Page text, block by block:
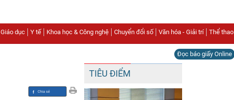
Giáo dục Y tế Khoa học & Công nghệ Chuyển đổi số Văn hóa - Giải trí Thể thao
Đọc báo giấy Online
TIÊU ĐIỂM